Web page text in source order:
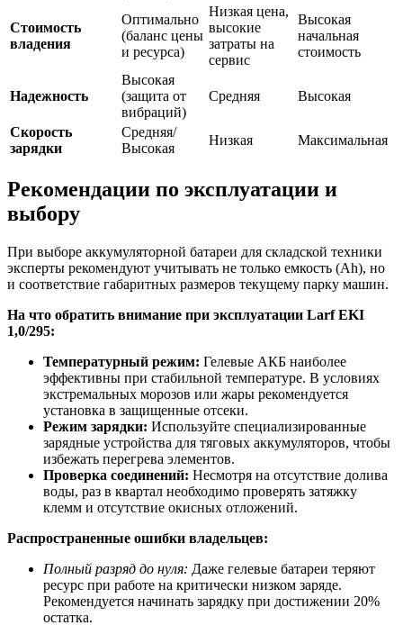
Стоимость
владения
Оптимально
(баланс цены
и ресурса)
Низкая цена,
высокие
затраты на
сервис
Высокая
начальная
стоимость
Надежность
Высокая
(защита от
вибраций)
Средняя Высокая
Скорость
зарядки
Средняя/
Высокая
Низкая Максимальная
Рекомендации по эксплуатации и
выбору
При выборе аккумуляторной батареи для складской техники
эксперты рекомендуют учитывать не только емкость (Ah), но
и соответствие габаритных размеров текущему парку машин.
На что обратить внимание при эксплуатации Larf EKI
1,0/295:
Температурный режим: Гелевые АКБ наиболее
эффективны при стабильной температуре. В условиях
экстремальных морозов или жары рекомендуется
установка в защищенные отсеки.
Режим зарядки: Используйте специализированные
зарядные устройства для тяговых аккумуляторов, чтобы
избежать перегрева элементов.
Проверка соединений: Несмотря на отсутствие долива
воды, раз в квартал необходимо проверять затяжку
клемм и отсутствие окисных отложений.
Распространенные ошибки владельцев:
Полный разряд до нуля: Даже гелевые батареи теряют
ресурс при работе на критически низком заряде.
Рекомендуется начинать зарядку при достижении 20%
остатка.